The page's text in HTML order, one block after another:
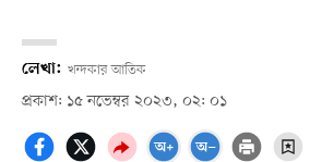
লেখা: খন্দকার আতিক
প্রকাশ: ১৫ নভেম্বর ২০২৩, ০২: ০১